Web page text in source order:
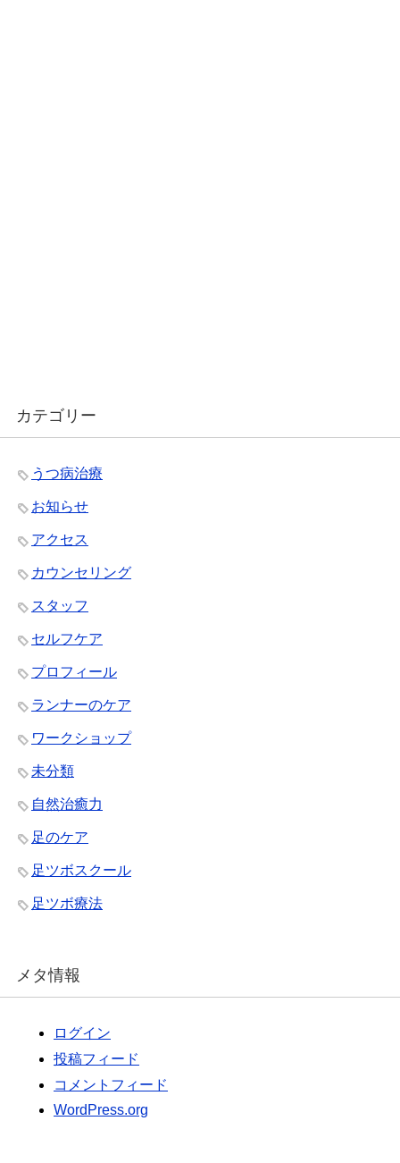
カテゴリー
うつ病治療
お知らせ
アクセス
カウンセリング
スタッフ
セルフケア
プロフィール
ランナーのケア
ワークショップ
未分類
自然治癒力
足のケア
足ツボスクール
足ツボ療法
メタ情報
ログイン
投稿フィード
コメントフィード
WordPress.org